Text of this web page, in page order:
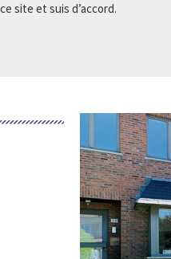
site et suis d’accord.